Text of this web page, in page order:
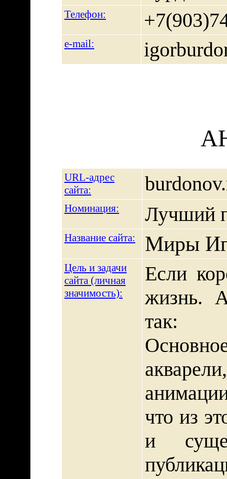
Телефон:
e-mail:
URL-адрес
сайта:
Номинация: Лучший
Название сайта: Миры
Цель и задачи
сайта (личная
значимость):
Если
жизнь.
так:
что из
и